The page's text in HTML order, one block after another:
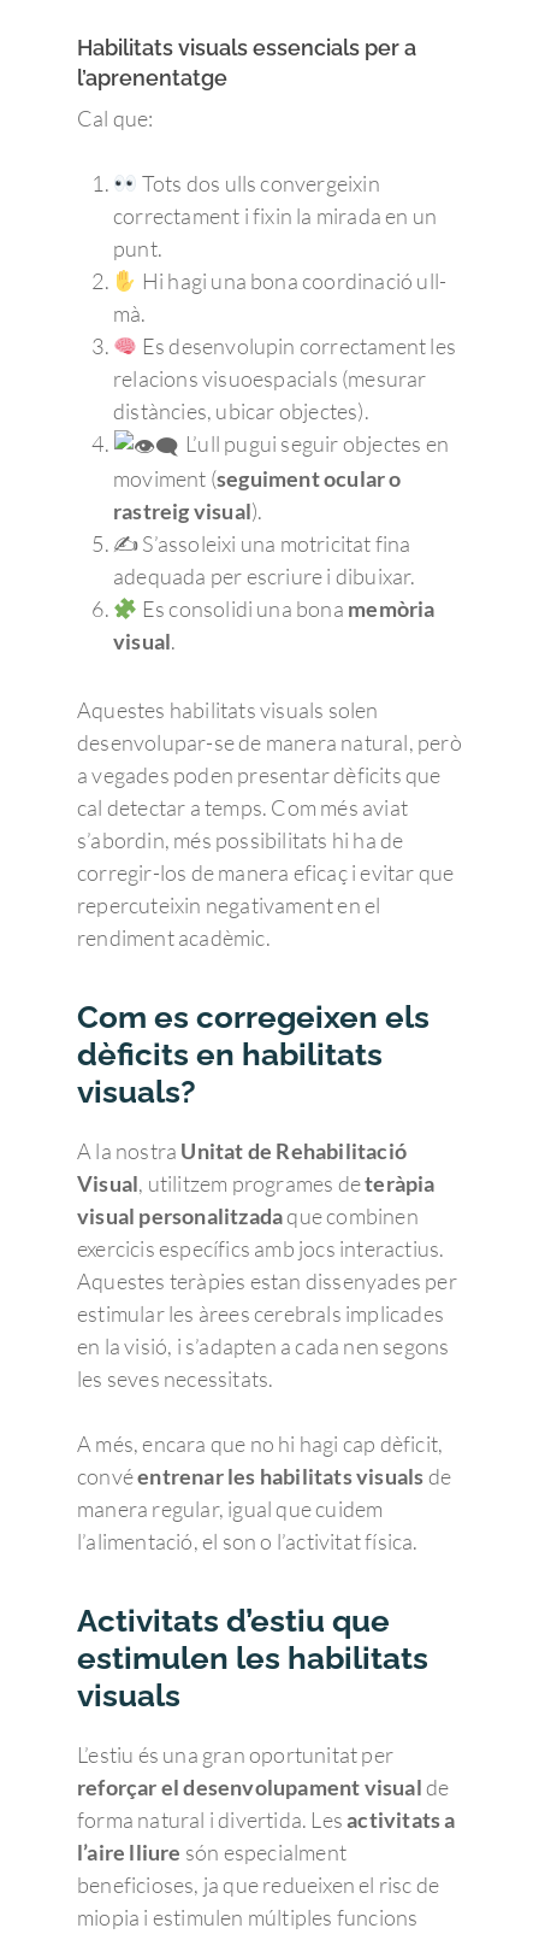
Habilitats visuals essencials per a
l’aprenentatge
Cal que:
Tots dos ulls convergeixin
correctament i fixin la mirada en un
punt.
Hi hagi una bona coordinació ull-
mà.
Es desenvolupin correctament les
relacions visuoespacials (mesurar
distàncies, ubicar objectes).
L’ull pugui seguir objectes en
moviment (seguiment ocular o
rastreig visual).
✍️ S’assoleixi una motricitat fina
adequada per escriure i dibuixar.
Es consolidi una bona memòria
visual.
Aquestes habilitats visuals solen
desenvolupar-se de manera natural, però
a vegades poden presentar dèficits que
cal detectar a temps. Com més aviat
s’abordin, més possibilitats hi ha de
corregir-los de manera eficaç i evitar que
repercuteixin negativament en el
rendiment acadèmic.
Com es corregeixen els
dèficits en habilitats
visuals?
A la nostra Unitat de Rehabilitació
Visual, utilitzem programes deteràpia
visual personalitzadaque combinen
exercicis específics amb jocs interactius.
Aquestes teràpies estan dissenyades per
estimular les àrees cerebrals implicades
en la visió, i s’adapten a cada nen segons
les seves necessitats.
A més, encara que no hi hagi cap dèficit,
convéentrenar les habilitats visualsde
manera regular, igual que cuidem
l’alimentació, el son o l’activitat física.
Activitats d’estiu que
estimulen les habilitats
visuals
L’estiu és una gran oportunitat per
reforçar el desenvolupament visualde
forma natural i divertida. Lesactivitats a
l’aire lliure són especialment
beneficioses, ja que redueixen el risc de
miopia i estimulen múltiples funcions